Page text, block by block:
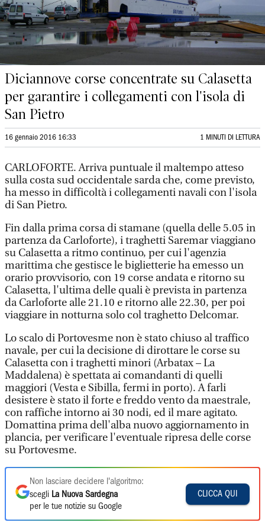
Diciannove corse concentrate su Calasetta
per garantire i collegamenti con l'isola di
San Pietro
16 gennaio 2016 16:33 1 MINUTI DI LETTURA
CARLOFORTE. Arriva puntuale il maltempo atteso
sulla costa sud occidentale sarda che, come previsto,
ha messo in difficoltà i collegamenti navali con l'isola
di San Pietro.
Fin dalla prima corsa di stamane (quella delle 5.05 in
partenza da Carloforte), i traghetti Saremar viaggiano
su Calasetta a ritmo continuo, per cui l'agenzia
marittima che gestisce le biglietterie ha emesso un
orario provvisorio, con 19 corse andata e ritorno su
Calasetta, l'ultima delle quali è prevista in partenza
da Carloforte alle 21.10 e ritorno alle 22.30, per poi
viaggiare in notturna solo col traghetto Delcomar.
Lo scalo di Portovesme non è stato chiuso al traffico
navale, per cui la decisione di dirottare le corse su
Calasetta con i traghetti minori (Arbatax – La
Maddalena) è spettata ai comandanti di quelli
maggiori (Vesta e Sibilla, fermi in porto). A farli
desistere è stato il forte e freddo vento da maestrale,
con raffiche intorno ai 30 nodi, ed il mare agitato.
Domattina prima dell'alba nuovo aggiornamento in
plancia, per verificare l'eventuale ripresa delle corse
su Portovesme.
Non lasciare decidere l'algoritmo:
scegli La Nuova Sardegna
per le tue notizie su Google
CLICCA QUI